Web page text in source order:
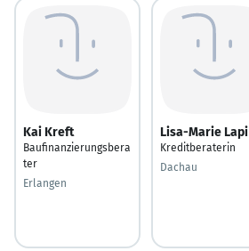
Kai Kreft
Baufinanzierungsbera
ter
Erlangen
Lisa-Marie Lapi
Kreditberaterin
Dachau